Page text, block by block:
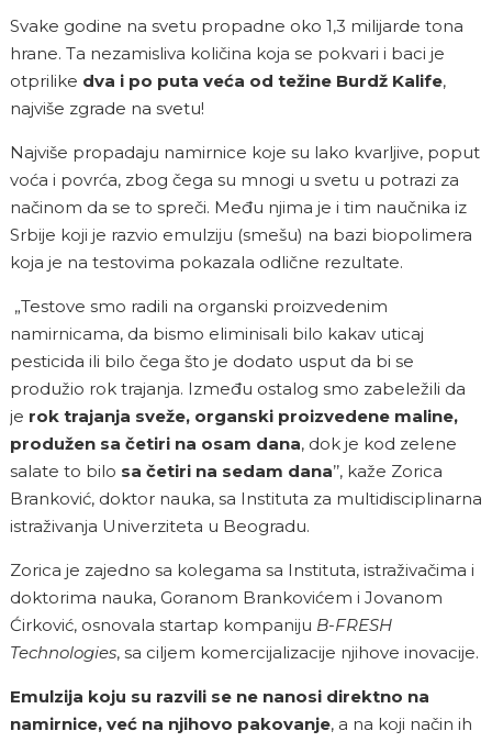
Svake godine na svetu propadne oko 1,3 milijarde tona
hrane. Ta nezamisliva količina koja se pokvari i baci je
otprilike dva i po puta veća od težine Burdž Kalife,
najviše zgrade na svetu!
Najviše propadaju namirnice koje su lako kvarljive, poput
voća i povrća, zbog čega su mnogi u svetu u potrazi za
načinom da se to spreči. Među njima je i tim naučnika iz
Srbije koji je razvio emulziju (smešu) na bazi biopolimera
koja je na testovima pokazala odlične rezultate.
„Testove smo radili na organski proizvedenim
namirnicama, da bismo eliminisali bilo kakav uticaj
pesticida ili bilo čega što je dodato usput da bi se
produžio rok trajanja. Između ostalog smo zabeležili da
je rok trajanja sveže, organski proizvedene maline,
produžen sa četiri na osam dana, dok je kod zelene
salate to bilo sa četiri na sedam dana’’, kaže Zorica
Branković, doktor nauka, sa Instituta za multidisciplinarna
istraživanja Univerziteta u Beogradu.
Zorica je zajedno sa kolegama sa Instituta, istraživačima i
doktorima nauka, Goranom Brankovićem i Jovanom
Ćirković, osnovala startap kompaniju B-FRESH
Technologies, sa ciljem komercijalizacije njihove inovacije.
Emulzija koju su razvili se ne nanosi direktno na
namirnice, već na njihovo pakovanje, a na koji način ih